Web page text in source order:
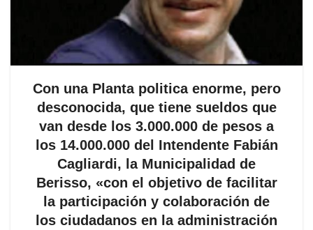
Con una Planta politica enorme, pero
desconocida, que tiene sueldos que
van desde los 3.000.000 de pesos a
los 14.000.000 del Intendente Fabián
Cagliardi, la Municipalidad de
Berisso, «con el objetivo de facilitar
la participación y colaboración de
los ciudadanos en la administración